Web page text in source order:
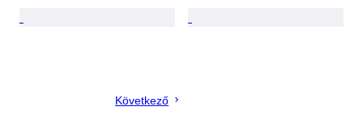
Következő